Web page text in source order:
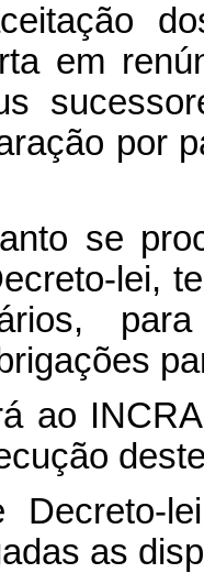
em
por
se
lei,
ao
as